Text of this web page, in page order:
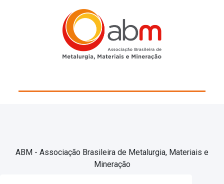
ABM - Associação Brasileira de Metalurgia, Materiais e
Mineração